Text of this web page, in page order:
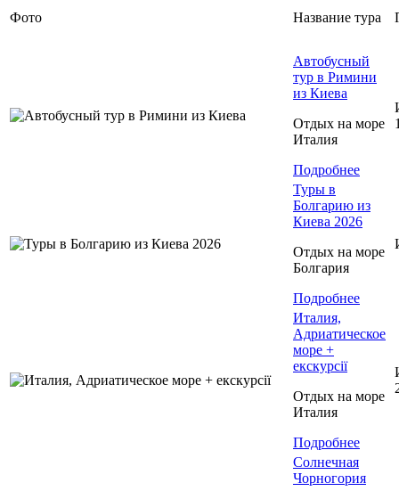
Фото Название тура
Автобусный
тур в Римини
из Киева
Отдых на море
Италия
Подробнее
Туры в
Болгарию из
Киева 2026
Отдых на море
Болгария
Подробнее
Италия,
Адриатическое
море +
екскурсії
Отдых на море
Италия
Подробнее
Солнечная
Чорногория